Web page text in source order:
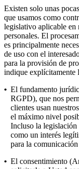
Existen solo unas
que usamos como
legislativo aplicable en
personales. El
es principalmente
de uso con el
para la provisión de
indique explícitamente
• El fundamento
RGPD), que nos
clientes usan
el máximo nivel
Incluso la legislación
como un interés
para la
• El consentimiento